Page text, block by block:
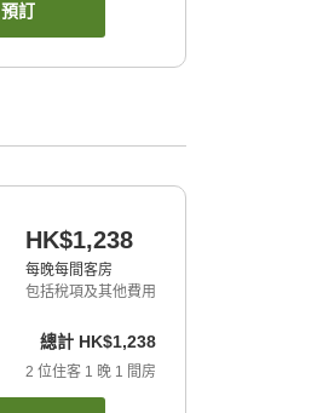
預訂
HK$1,238
每晚每間客房
包括稅項及其他費用
總計 HK$1,238
2 位住客 1 晚 1 間房